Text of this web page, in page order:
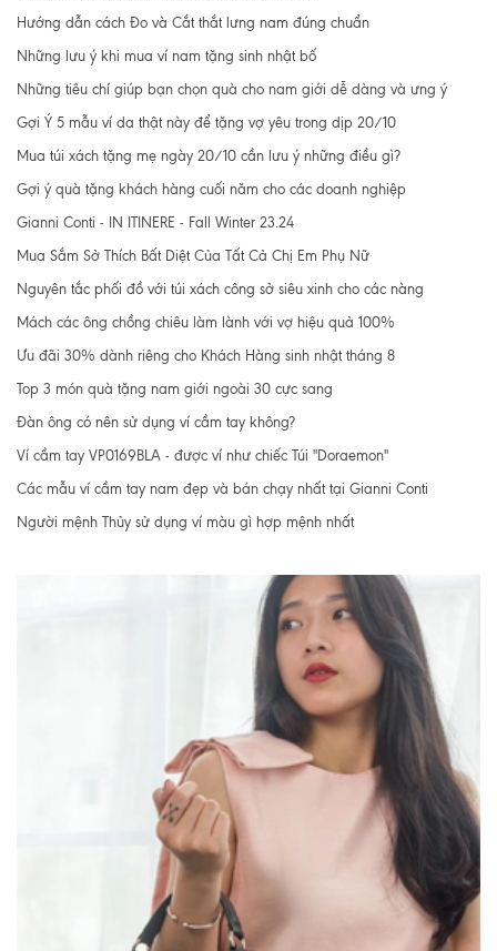
Hướng dẫn cách Đo và Cắt thắt lưng nam đúng chuẩn
Những lưu ý khi mua ví nam tặng sinh nhật bố
Những tiêu chí giúp bạn chọn quà cho nam giới dễ dàng và ưng ý
Gợi Ý 5 mẫu ví da thật này để tặng vợ yêu trong dịp 20/10
Mua túi xách tặng mẹ ngày 20/10 cần lưu ý những điều gì?
Gợi ý quà tặng khách hàng cuối năm cho các doanh nghiệp
Gianni Conti - IN ITINERE - Fall Winter 23.24
Mua Sắm Sở Thích Bất Diệt Của Tất Cả Chị Em Phụ Nữ
Nguyên tắc phối đồ với túi xách công sở siêu xinh cho các nàng
Mách các ông chồng chiêu làm lành với vợ hiệu quả 100%
Ưu đãi 30% dành riêng cho Khách Hàng sinh nhật tháng 8
Top 3 món quà tặng nam giới ngoài 30 cực sang
Đàn ông có nên sử dụng ví cầm tay không?
Ví cầm tay VP0169BLA - được ví như chiếc Túi "Doraemon"
Các mẫu ví cầm tay nam đẹp và bán chạy nhất tại Gianni Conti
Người mệnh Thủy sử dụng ví màu gì hợp mệnh nhất